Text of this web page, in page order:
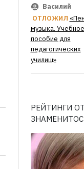
Василий
ОТЛОЖИЛ
музыка. Учебное
пособие для
педагогических
училищ»
РЕЙТИНГИ ОТ